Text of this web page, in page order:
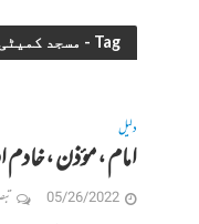
Tag - مسجد کمیٹی
دلیل
امام ، مؤذن ، خادم
05/26/2022